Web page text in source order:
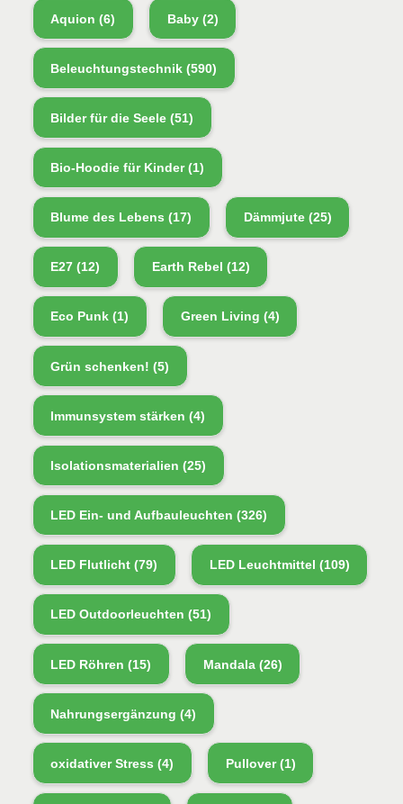
Aquion (6) Baby(2)
Beleuchtungstechnik (590)
Bilder für die Seele (51)
Bio-Hoodie für Kinder(1)
Blume des Lebens (17) Dämmjute(25)
E27 (12) Earth Rebel (12)
Eco Punk (1) Green Living (4)
Grün schenken! (5)
Immunsystem stärken (4)
Isolationsmaterialien (25)
LED Ein- und Aufbauleuchten (326)
LED Flutlicht (79) LED Leuchtmittel (109)
LED Outdoorleuchten (51)
LED Röhren (15) Mandala(26)
Nahrungsergänzung (4)
oxidativer Stress (4) Pullover(1)